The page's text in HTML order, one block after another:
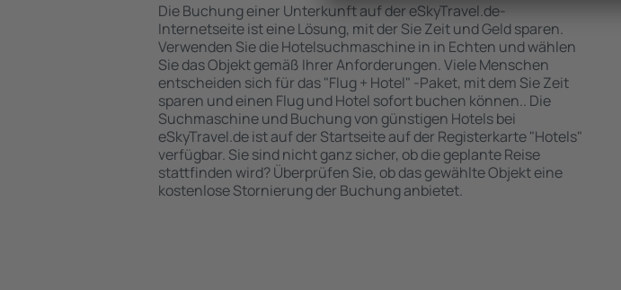
Die Buchung einer Unterkunft auf der eSkyTravel.de-
Internetseite ist eine Lösung, mit der Sie Zeit und Geld sparen.
Verwenden Sie die Hotelsuchmaschine in in Echten und wählen
Sie das Objekt gemäß Ihrer Anforderungen. Viele Menschen
entscheiden sich für das "Flug + Hotel" -Paket, mit dem Sie Zeit
sparen und einen Flug und Hotel sofort buchen können.. Die
Suchmaschine und Buchung von günstigen Hotels bei
eSkyTravel.de ist auf der Startseite auf der Registerkarte "Hotels"
verfügbar. Sie sind nicht ganz sicher, ob die geplante Reise
stattfinden wird? Überprüfen Sie, ob das gewählte Objekt eine
kostenlose Stornierung der Buchung anbietet.